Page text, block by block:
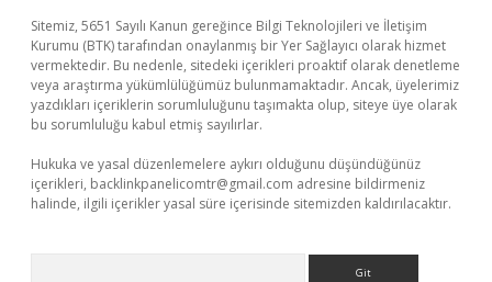
Sitemiz, 5651 Sayılı Kanun gereğince Bilgi Teknolojileri ve İletişim
Kurumu (BTK) tarafından onaylanmış bir Yer Sağlayıcı olarak hizmet
vermektedir. Bu nedenle, sitedeki içerikleri proaktif olarak denetleme
veya araştırma yükümlülüğümüz bulunmamaktadır. Ancak, üyelerimiz
yazdıkları içeriklerin sorumluluğunu taşımakta olup, siteye üye olarak
bu sorumluluğu kabul etmiş sayılırlar.
Hukuka ve yasal düzenlemelere aykırı olduğunu düşündüğünüz
içerikleri, backlinkpanelicomtr@gmail.com adresine bildirmeniz
halinde, ilgili içerikler yasal süre içerisinde sitemizden kaldırılacaktır.